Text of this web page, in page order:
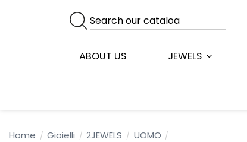
ABOUT US JEWELS
Home Gioielli 2JEWELS UOMO